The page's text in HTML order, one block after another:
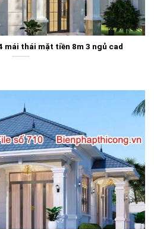
mái thái mặt tiền 8m 3 ngủ cad